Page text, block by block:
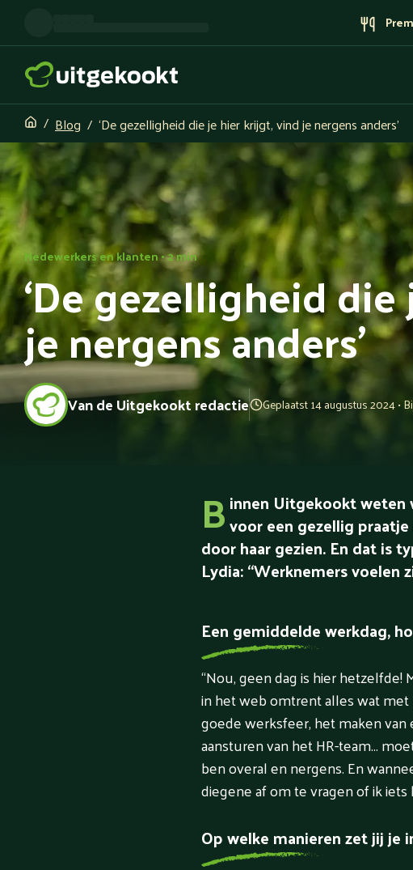
Blog ‘De gezelligheid die je hier krijgt, vind je nergens anders’
Medewerkers en klanten • 2 min
‘De gezelligheid
je nergens anders’
Van de Uitgekookt redactie Geplaatst 14 augustus 2024 •
Binnen Uitgekookt weten
voor een gezellig
door haar gezien. En dat is
Lydia: “Werknemers voelen
Een gemiddelde werkdag,
“Nou, geen dag is hier
in het web omtrent alles wat
goede werksfeer, het maken
aansturen van het HR-team...
ben overal en nergens. En
diegene af om te vragen of ik iets
Op welke manieren zet jij je